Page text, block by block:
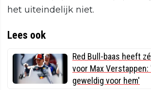
het uiteindelijk niet.
Lees ook
Red Bull-baas heeft
voor Max Verstappen:
geweldig voor hem'